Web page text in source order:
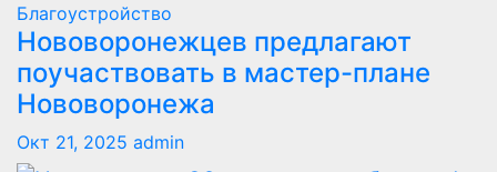
Благоустройство
Нововоронежцев предлагают
поучаствовать в мастер-плане
Нововоронежа
Окт 21, 2025 admin